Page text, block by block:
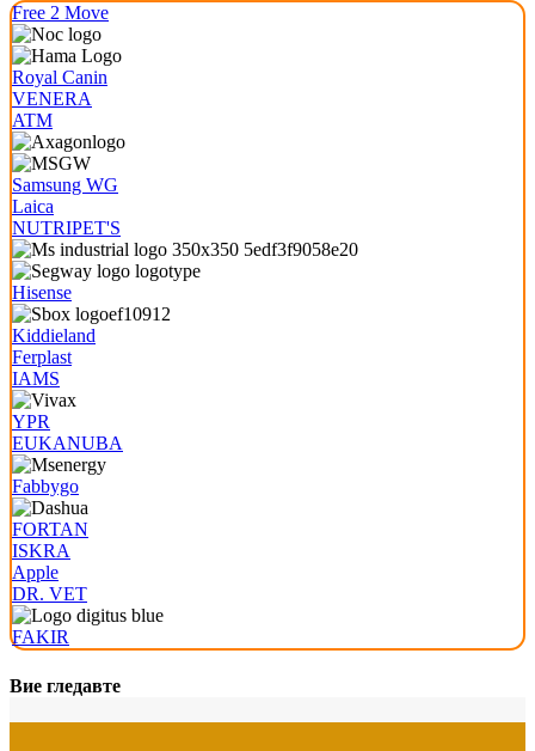
Free 2 Move
Royal Canin
VENERA
ATM
Samsung WG
Laica
NUTRIPET'S
Hisense
Kiddieland
Ferplast
IAMS
YPR
EUKANUBA
Fabbygo
FORTAN
ISKRA
Apple
DR. VET
FAKIR
Вие гледавте